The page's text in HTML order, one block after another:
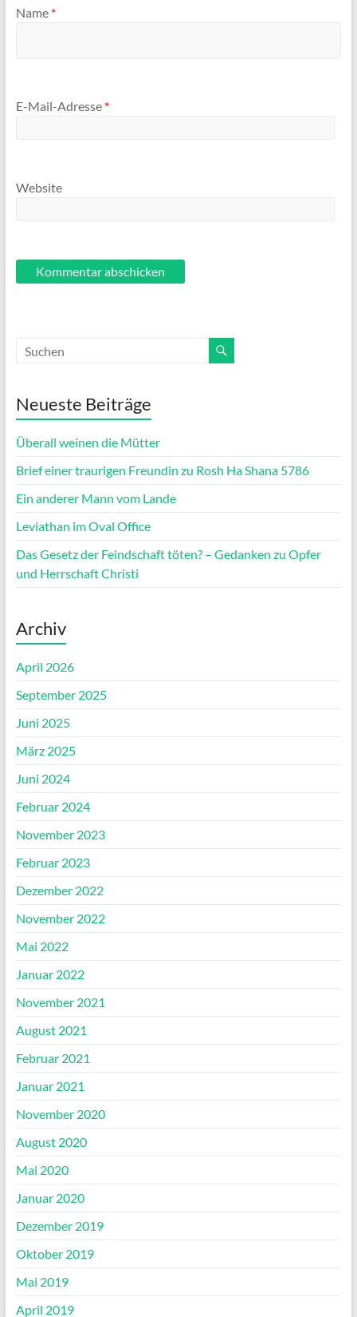
Name *
E-Mail-Adresse *
Website
Neueste Beiträge
Überall weinen die Mütter
Brief einer traurigen Freundin zu Rosh Ha Shana 5786
Ein anderer Mann vom Lande
Leviathan im Oval Office
Das Gesetz der Feindschaft töten? – Gedanken zu Opfer
und Herrschaft Christi
Archiv
April 2026
September 2025
Juni 2025
März 2025
Juni 2024
Februar 2024
November 2023
Februar 2023
Dezember 2022
November 2022
Mai 2022
Januar 2022
November 2021
August 2021
Februar 2021
Januar 2021
November 2020
August 2020
Mai 2020
Januar 2020
Dezember 2019
Oktober 2019
Mai 2019
April 2019